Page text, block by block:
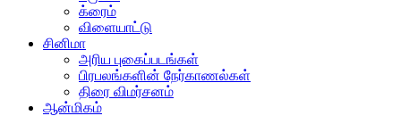
க்ரைம்
விளையாட்டு
சினிமா
அரிய புகைப்படங்கள்
பிரபலங்களின் நேர்காணல்கள்
திரை விமர்சனம்
ஆன்மிகம்